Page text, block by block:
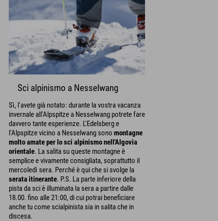
Sci alpinismo a Nesselwang
Sì, l'avete già notato: durante la vostra vacanza
invernale all'Alpspitze a Nesselwang potrete fare
davvero tante esperienze. L'Edelsberg e
l'Alpspitze vicino a Nesselwang sono montagne
molto amate per lo sci alpinismo nell'Algovia
orientale. La salita su queste montagne è
semplice e vivamente consigliata, soprattutto il
mercoledì sera. Perché è qui che si svolge la
serata itinerante. P.S. La parte inferiore della
pista da sci è illuminata la sera a partire dalle
18.00. fino alle 21:00, di cui potrai beneficiare
anche tu come scialpinista sia in salita che in
discesa.